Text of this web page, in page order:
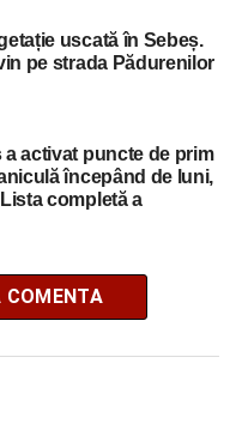
uscată în Sebeș.
pe strada Pădurenilor
a activat puncte de prim
începând de luni,
completă a
COMENTA